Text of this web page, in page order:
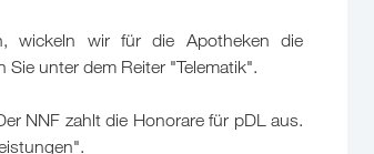
wickeln wir für die Apotheken die
unter dem Reiter "Telematik".
NNF zahlt die Honorare für pDL aus.